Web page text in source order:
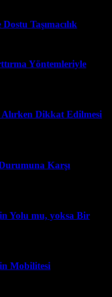
Taşımacılık
Yöntemleriyle
Dikkat Edilmesi
Karşı
Yolu mu, yoksa Bir
Mobilitesi